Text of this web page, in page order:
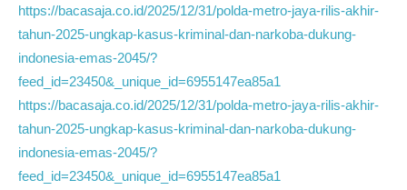
https://bacasaja.co.id/2025/12/31/polda-metro-jaya-rilis-akhir-
tahun-2025-ungkap-kasus-kriminal-dan-narkoba-dukung-
indonesia-emas-2045/?
feed_id=23450&_unique_id=6955147ea85a1
https://bacasaja.co.id/2025/12/31/polda-metro-jaya-rilis-akhir-
tahun-2025-ungkap-kasus-kriminal-dan-narkoba-dukung-
indonesia-emas-2045/?
feed_id=23450&_unique_id=6955147ea85a1